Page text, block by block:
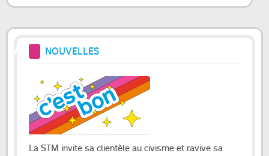
NOUVELLES
La STM invite sa clientèle au civisme et ravive sa